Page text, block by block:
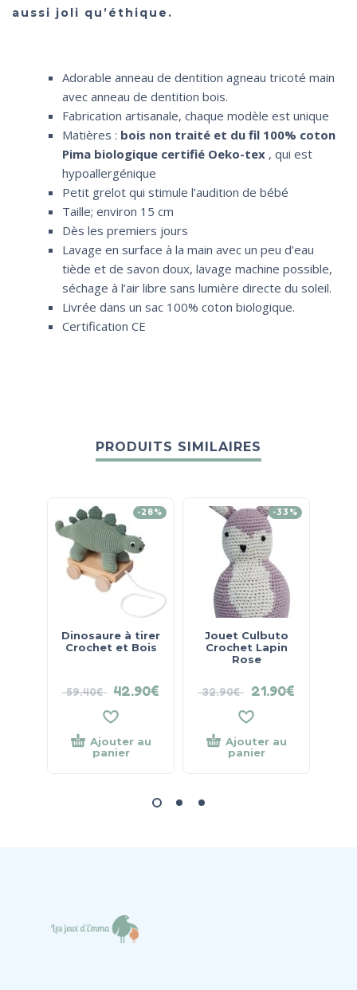
aussi joli qu’éthique.
Adorable anneau de dentition agneau tricoté main
avec anneau de dentition bois.
Fabrication artisanale, chaque modèle est unique
Matières : bois non traité et du fil 100% coton
Pima biologique certifié Oeko-tex , qui est
hypoallergénique
Petit grelot qui stimule l’audition de bébé
Taille; environ 15 cm
Dès les premiers jours
Lavage en surface à la main avec un peu d’eau
tiède et de savon doux, lavage machine possible,
séchage à l’air libre sans lumière directe du soleil.
Livrée dans un sac 100% coton biologique.
Certification CE
PRODUITS SIMILAIRES
-28%
Dinosaure à tirer
Crochet et Bois
59.40€ 42.90€
Ajouter au
panier
-33%
Jouet Culbuto
Crochet Lapin
Rose
32.90€ 21.90€
Ajouter au
panier